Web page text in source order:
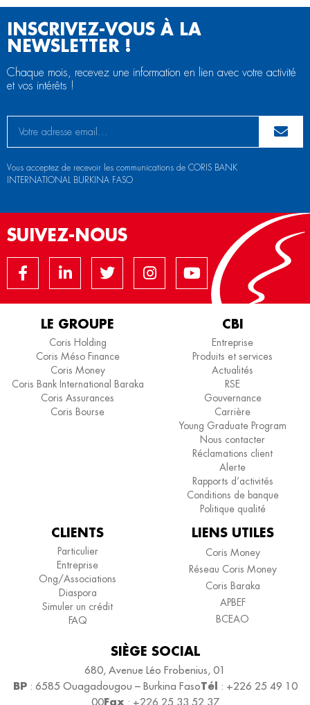
INSCRIVEZ-VOUS À LA
NEWSLETTER !
Chaque mois, recevez une information en lien avec votre activité
et vos intérêts !
Vous acceptez de recevoir les communications de CORIS BANK
INTERNATIONAL BURKINA FASO
SUIVEZ-NOUS
LE GROUPE
Coris Holding
Coris Méso Finance
Coris Money
Coris Bank International Baraka
Coris Assurances
Coris Bourse
CBI
Entreprise
Produits et services
Actualités
RSE
Gouvernance
Carrière
Young Graduate Program
Nous contacter
Réclamations client
Alerte
Rapports d’activités
Conditions de banque
Politique qualité
CLIENTS
Particulier
Entreprise
Ong/Associations
Diaspora
Simuler un crédit
FAQ
LIENS UTILES
Coris Money
Réseau Coris Money
Coris Baraka
APBEF
BCEAO
SIÈGE SOCIAL
680, Avenue Léo Frobenius, 01
BP: 6585 Ouagadougou – Burkina FasoTél : +226 25 49 10
00Fax : +226 25 33 52 37